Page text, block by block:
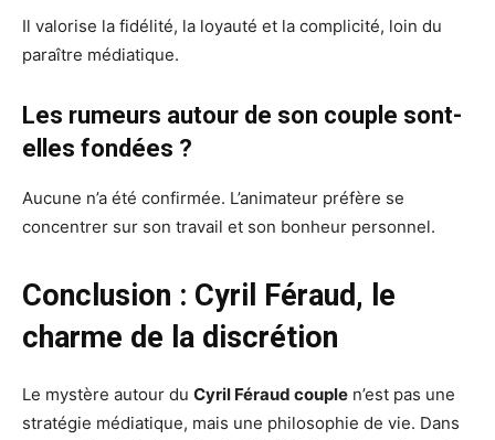
Il valorise la fidélité, la loyauté et la complicité, loin du
paraître médiatique.
Les rumeurs autour de son couple sont-
elles fondées ?
Aucune n’a été confirmée. L’animateur préfère se
concentrer sur son travail et son bonheur personnel.
Conclusion : Cyril Féraud, le
charme de la discrétion
Le mystère autour du Cyril Féraud couple n’est pas une
stratégie médiatique, mais une philosophie de vie. Dans